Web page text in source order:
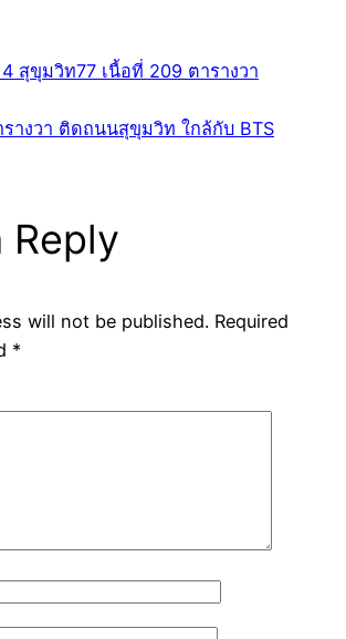
สุขุมวิท77 เนื้อที่ 209 ตารางวา
างวา ติดถนนสุขุมวิท ใกล้กับ BTS
Reply
will not be published. Required
*